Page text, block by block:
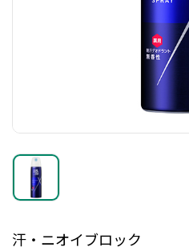
汗・ニオイブロック